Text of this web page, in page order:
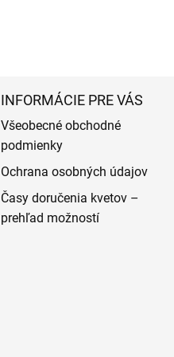
INFORMÁCIE PRE VÁS
Všeobecné obchodné
podmienky
Ochrana osobných údajov
Časy doručenia kvetov –
prehľad možností